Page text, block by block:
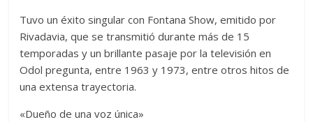
Tuvo un éxito singular con Fontana Show, emitido por
Rivadavia, que se transmitió durante más de 15
temporadas y un brillante pasaje por la televisión en
Odol pregunta, entre 1963 y 1973, entre otros hitos de
una extensa trayectoria.
«Dueño de una voz única»